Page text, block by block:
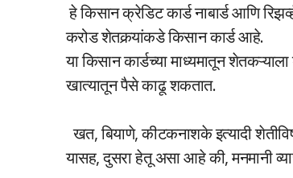
हे किसान क्रेडिट कार्ड नाबार्ड आणि
करोड शेतकर्‍यांकडे किसान कार्ड आहे.
या किसान कार्डच्या माध्यमातून
खात्यातून पैसे काढू शकतात.
खत, बियाणे, कीटकनाशके इत्यादी
यासह, दुसरा हेतू असा आहे की, मनमानी